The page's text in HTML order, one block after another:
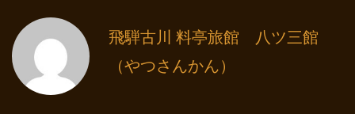
飛騨古川 料亭旅館 八ツ三館
（やつさんかん）